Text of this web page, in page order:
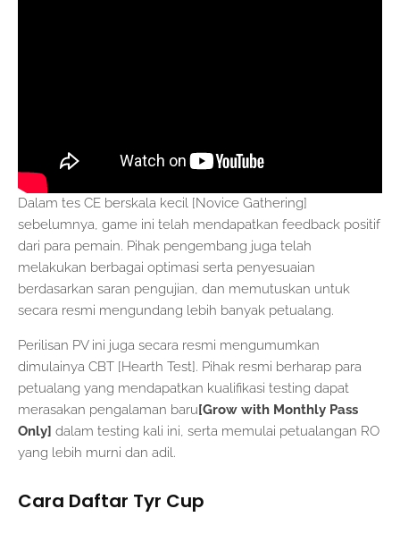
Dalam tes CE berskala kecil [Novice Gathering]
sebelumnya, game ini telah mendapatkan feedback positif
dari para pemain. Pihak pengembang juga telah
melakukan berbagai optimasi serta penyesuaian
berdasarkan saran pengujian, dan memutuskan untuk
secara resmi mengundang lebih banyak petualang.
Perilisan PV ini juga secara resmi mengumumkan
dimulainya CBT [Hearth Test]. Pihak resmi berharap para
petualang yang mendapatkan kualifikasi testing dapat
merasakan pengalaman baru[Grow with Monthly Pass
Only] dalam testing kali ini, serta memulai petualangan RO
yang lebih murni dan adil.
Cara Daftar Tyr Cup